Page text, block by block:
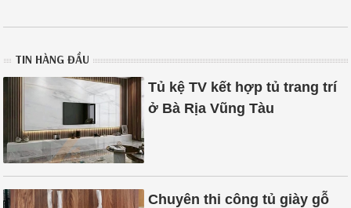
TIN HÀNG ĐẦU
Tủ kệ TV kết hợp tủ trang trí
ở Bà Rịa Vũng Tàu
Chuyên thi công tủ giày gỗ